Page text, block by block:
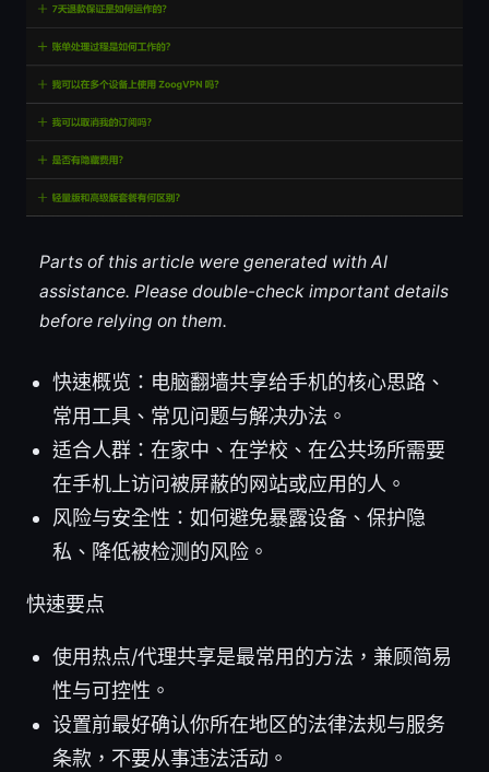
Parts of this article were generated with AI
assistance. Please double-check important details
before relying on them.
快速概览：电脑翻墙共享给手机的核心思路、
常用工具、常见问题与解决办法。
适合人群：在家中、在学校、在公共场所需要
在手机上访问被屏蔽的网站或应用的人。
风险与安全性：如何避免暴露设备、保护隐
私、降低被检测的风险。
快速要点
使用热点/代理共享是最常用的方法，兼顾简易
性与可控性。
设置前最好确认你所在地区的法律法规与服务
条款，不要从事违法活动。